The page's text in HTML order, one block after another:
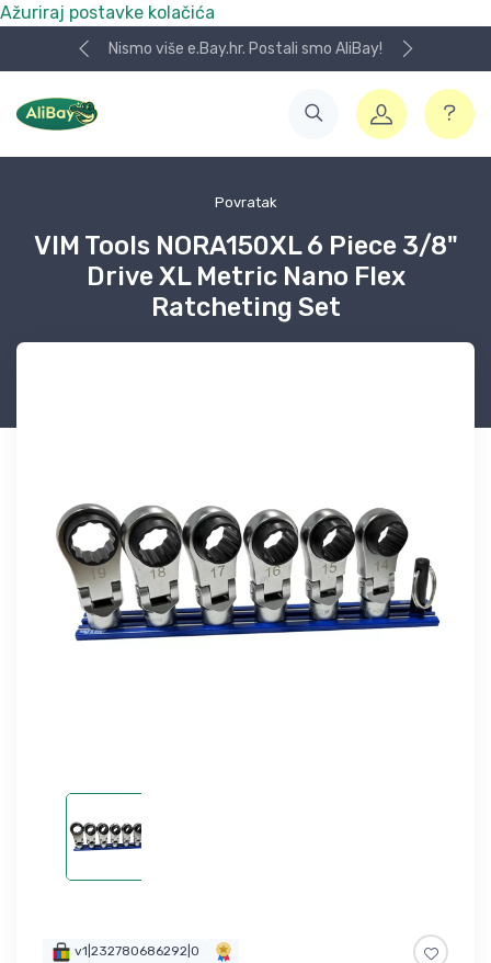
Ažuriraj postavke kolačića
Nismo više e.Bay.hr. Postali smo AliBay!
Povratak
VIM Tools NORA150XL 6 Piece 3/8"
Drive XL Metric Nano Flex
Ratcheting Set
v1|232780686292|0